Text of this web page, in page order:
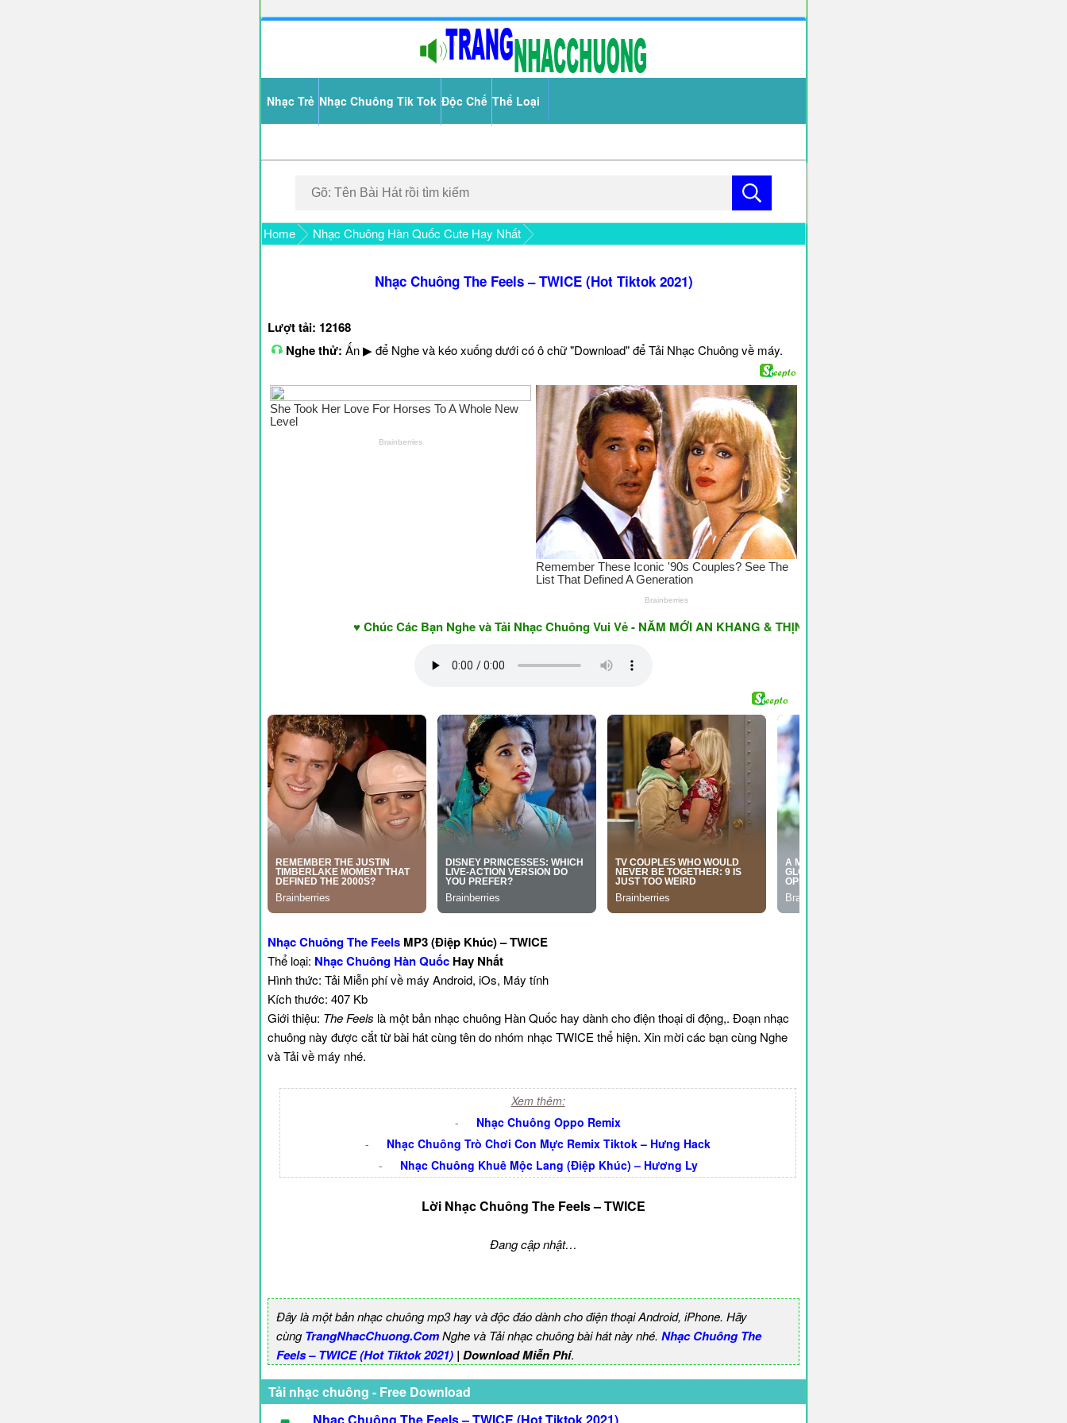
Nhạc Trẻ Nhạc Chuông Tik Tok Độc Chế Thể Loại
Home Nhạc Chuông Hàn Quốc Cute Hay Nhất
Nhạc Chuông The Feels – TWICE (Hot Tiktok 2021)
Lượt tải: 12168
Nghe thử: Ấn ▶ để Nghe và kéo xuống dưới có ô chữ "Download" để Tải Nhạc Chuông về máy.
♥ Chúc Các Bạn Nghe và Tải Nhạc Chuông Vui Vẻ - NĂM MỚI AN KHANG & THỊNH VƯỢNG ♥ Have A Nice Day ♥
Nhạc Chuông The Feels MP3 (Điệp Khúc) – TWICE
Thể loại: Nhạc Chuông Hàn Quốc Hay Nhất
Hình thức: Tải Miễn phí về máy Android, iOs, Máy tính
Kích thước: 407 Kb
Giới thiệu: The Feels là một bản nhạc chuông Hàn Quốc hay dành cho điện thoại di động,. Đoạn nhạc
chuông này được cắt từ bài hát cùng tên do nhóm nhạc TWICE thể hiện. Xin mời các bạn cùng Nghe
và Tải về máy nhé.
Xem thêm:
-
Nhạc Chuông Oppo Remix
-
Nhạc Chuông Trò Chơi Con Mực Remix Tiktok – Hưng Hack
-
Nhạc Chuông Khuê Mộc Lang (Điệp Khúc) – Hương Ly
Lời Nhạc Chuông The Feels – TWICE
Đang cập nhật…
Đây là một bản nhạc chuông mp3 hay và độc đáo dành cho điện thoại Android, iPhone. Hãy
cùngTrangNhacChuong.ComNghe và Tải nhạc chuông bài hát này nhé. Nhạc Chuông The
Feels – TWICE (Hot Tiktok 2021) | Download Miễn Phí.
Tải nhạc chuông - Free Download
Nhạc Chuông The Feels – TWICE (Hot Tiktok 2021)